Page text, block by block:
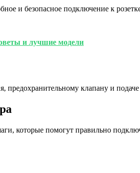
и безопасное подключение к
и лучшие модели
предохранительному клапану и
которые помогут правильно